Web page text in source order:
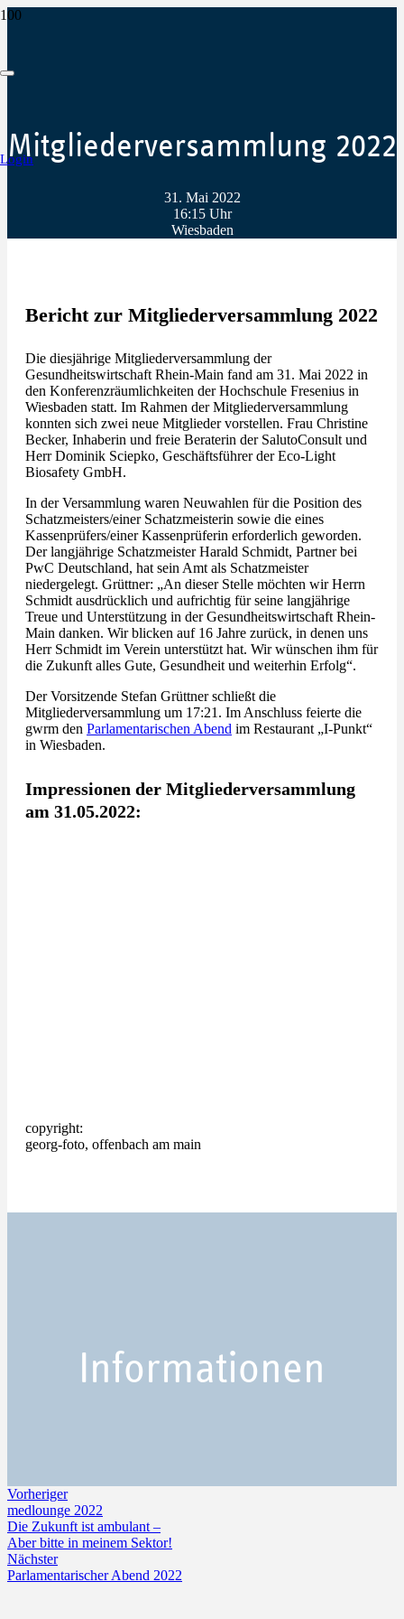
Login
Mitglieder­versammlung 2022
31. Mai 2022
16:15 Uhr
Wiesbaden
Bericht zur Mitgliederversammlung 2022
Die diesjährige Mitgliederversammlung der
Gesundheitswirtschaft Rhein-Main fand am 31. Mai 2022 in
den Konferenzräumlichkeiten der Hochschule Fresenius in
Wiesbaden statt. Im Rahmen der Mitgliederversammlung
konnten sich zwei neue Mitglieder vorstellen. Frau Christine
Becker, Inhaberin und freie Beraterin der SalutoConsult und
Herr Dominik Sciepko, Geschäftsführer der Eco-Light
Biosafety GmbH.
In der Versammlung waren Neuwahlen für die Position des
Schatzmeisters/einer Schatzmeisterin sowie die eines
Kassenprüfers/einer Kassenprüferin erforderlich geworden.
Der langjährige Schatzmeister Harald Schmidt, Partner bei
PwC Deutschland, hat sein Amt als Schatzmeister
niedergelegt. Grüttner: „An dieser Stelle möchten wir Herrn
Schmidt ausdrücklich und aufrichtig für seine langjährige
Treue und Unterstützung in der Gesundheitswirtschaft Rhein-
Main danken. Wir blicken auf 16 Jahre zurück, in denen uns
Herr Schmidt im Verein unterstützt hat. Wir wünschen ihm für
die Zukunft alles Gute, Gesundheit und weiterhin Erfolg“.
Der Vorsitzende Stefan Grüttner schließt die
Mitgliederversammlung um 17:21. Im Anschluss feierte die
gwrm den Parlamentarischen Abend im Restaurant „I-Punkt“
in Wiesbaden.
Impressionen der Mitgliederversammlung
am 31.05.2022:
copyright:
georg-foto, offenbach am main
Informationen
Vorheriger
medlounge 2022
Die Zukunft ist ambulant –
Aber bitte in meinem Sektor!
Nächster
Parlamentarischer Abend 2022